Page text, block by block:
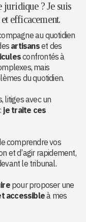
? Je suis
efficacement.
au quotidien
artisanset des
confrontés à
mais
du quotidien.
litiges avec un
je traite ces
comprendre vos
et d’agir rapidement,
le tribunal.
pour proposer une
accessibleà mes